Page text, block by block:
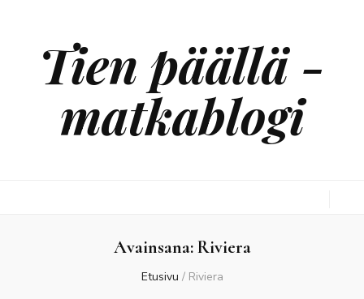
Tien päällä -
matkablogi
Avainsana:Riviera
Etusivu / Riviera